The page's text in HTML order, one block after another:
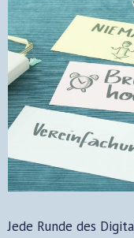
Jede Runde des